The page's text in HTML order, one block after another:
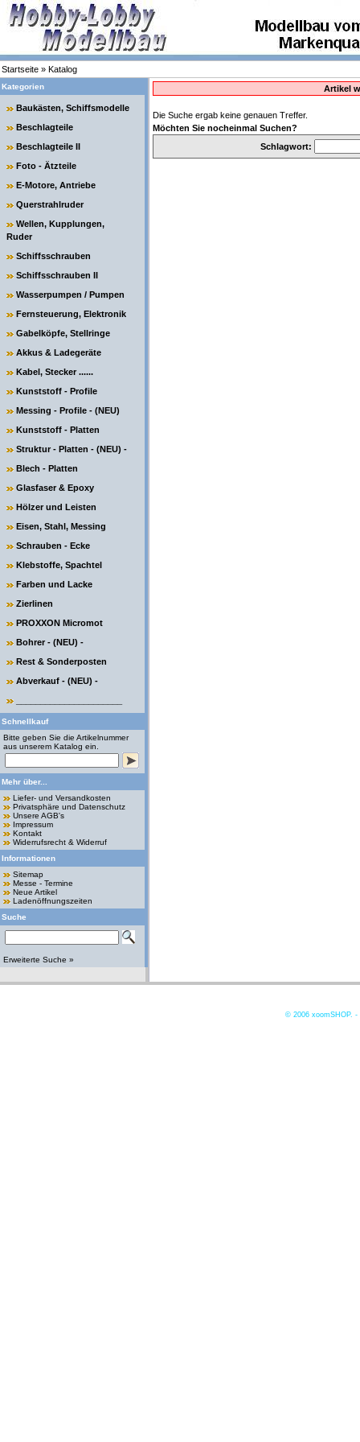
Startseite » Katalog
Kategorien
Baukästen, Schiffsmodelle
Beschlagteile
Beschlagteile II
Foto - Ätzteile
E-Motore, Antriebe
Querstrahlruder
Wellen, Kupplungen,
Ruder
Schiffsschrauben
Schiffsschrauben II
Wasserpumpen / Pumpen
Fernsteuerung, Elektronik
Gabelköpfe, Stellringe
Akkus & Ladegeräte
Kabel, Stecker ......
Kunststoff - Profile
Messing - Profile - (NEU)
Kunststoff - Platten
Struktur - Platten - (NEU) -
Blech - Platten
Glasfaser & Epoxy
Hölzer und Leisten
Eisen, Stahl, Messing
Schrauben - Ecke
Klebstoffe, Spachtel
Farben und Lacke
Zierlinen
PROXXON Micromot
Bohrer - (NEU) -
Rest & Sonderposten
Abverkauf - (NEU) -
Schnellkauf
Bitte geben Sie die Artikelnummer
aus unserem Katalog ein.
Mehr über...
Liefer- und Versandkosten
Privatsphäre und Datenschutz
Unsere AGB's
Impressum
Kontakt
Widerrufsrecht & Widerruf
Informationen
Sitemap
Messe - Termine
Neue Artikel
Ladenöffnungszeiten
Suche
Erweiterte Suche »
Artikel
Die Suche ergab keine genauen Treffer.
Möchten Sie nocheinmal Suchen?
Schlagwort:
© 2006 xoomSHOP. -